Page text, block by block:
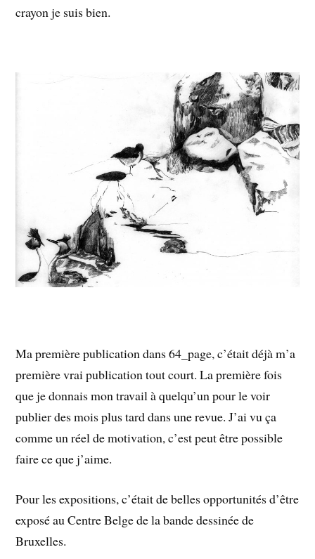
crayon je suis bien.
Ma première publication dans 64_page, c’était déjà m’a
première vrai publication tout court. La première fois
que je donnais mon travail à quelqu’un pour le voir
publier des mois plus tard dans une revue. J’ai vu ça
comme un réel de motivation, c’est peut être possible
faire ce que j’aime.
Pour les expositions, c’était de belles opportunités d’être
exposé au Centre Belge de la bande dessinée de
Bruxelles.